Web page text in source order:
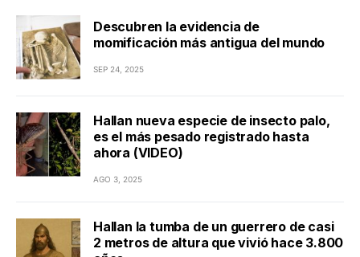
Descubren la evidencia de
momificación más antigua del mundo
SEP 24, 2025
Hallan nueva especie de insecto palo,
es el más pesado registrado hasta
ahora (VIDEO)
AGO 3, 2025
Hallan la tumba de un guerrero de casi
2 metros de altura que vivió hace 3.800